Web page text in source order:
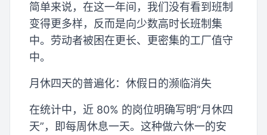
简单来说，在这一年间，我们没有看到班制
变得更多样，反而是向少数高时长班制集
中。劳动者被困在更长、更密集的工厂值守
中。
月休四天的普遍化：休假日的濒临消失
在统计中，近 80% 的岗位明确写明“月休四
天”，即每周休息一天。这种做六休一的安